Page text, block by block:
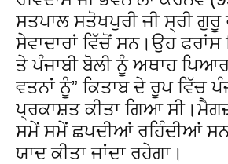
ਸਤਪਾਲ ਸਤੋਖਪੁਰੀ ਜੀ ਸ੍ਰੀ
ਸੇਵਾਦਾਰਾਂ ਵਿੱਚੋਂ ਸਨ।ਉਹ ਫਰਾਂਸ
ਤੇ ਪੰਜਾਬੀ ਬੋਲੀ ਨੂੰ ਅਥਾਹ
ਵਤਨਾਂ ਨੂੰ” ਕਿਤਾਬ ਦੇ ਰੂਪ ਵਿੱਚ
ਪ੍ਰਕਾਸ਼ਤ ਕੀਤਾ ਗਿਆ
ਸਮੇਂ ਸਮੇਂ ਛਪਦੀਆਂ ਰਹਿੰਦੀਆਂ
ਯਾਦ ਕੀਤਾ ਜਾਂਦਾ ਰਹੇਗਾ।